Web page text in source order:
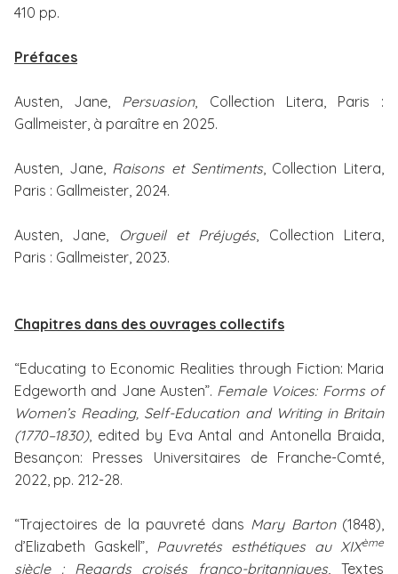
410 pp.
Préfaces
Austen, Jane, Persuasion, Collection Litera, Paris :
Gallmeister, à paraître en 2025.
Austen, Jane, Raisons et Sentiments, Collection Litera,
Paris : Gallmeister, 2024.
Austen, Jane, Orgueil et Préjugés, Collection Litera,
Paris : Gallmeister, 2023.
Chapitres dans des ouvrages collectifs
“Educating to Economic Realities through Fiction: Maria
Edgeworth and Jane Austen”. Female Voices: Forms of
Women’s Reading, Self-Education and Writing in Britain
(1770–1830), edited by Eva Antal and Antonella Braida,
Besançon: Presses Universitaires de Franche-Comté,
2022, pp. 212-28.
“Trajectoires de la pauvreté dans Mary Barton(1848),
d’Elizabeth Gaskell”, Pauvretés esthétiques au XIXème
siècle : Regards croisés franco-britanniques, Textes